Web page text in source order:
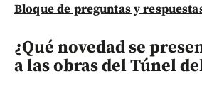
Bloque de preguntas y
¿Qué novedad se
a las obras del Túnel